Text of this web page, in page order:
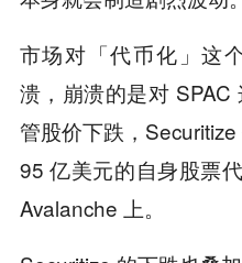
市场对「代币化」这
溃，崩溃的是对
管股价下跌，
95 亿美元的自身股票
Avalanche 上。